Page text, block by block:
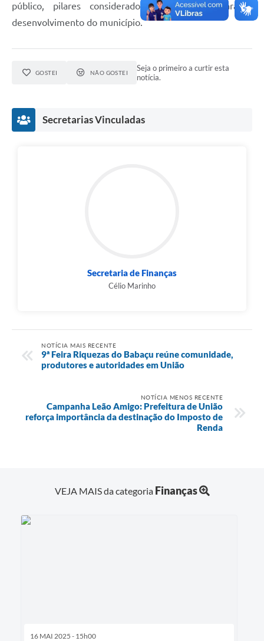
público, pilares considerados fundamentais para o
desenvolvimento do município.
GOSTEI NÃO GOSTEI
Seja o primeiro a curtir esta
notícia.
Secretarias Vinculadas
Secretaria de Finanças
Célio Marinho
NOTÍCIA MAIS RECENTE
9ª Feira Riquezas do Babaçu reúne comunidade,
produtores e autoridades em União
NOTÍCIA MENOS RECENTE
Campanha Leão Amigo: Prefeitura de União
reforça importância da destinação do Imposto de
Renda
VEJA MAIS da categoria Finanças
16 MAI 2025 - 15h00